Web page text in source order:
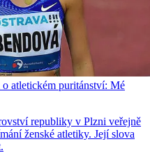
atletickém puritánství: Mé
republiky v Plzni veřejně
ženské atletiky. Její slova